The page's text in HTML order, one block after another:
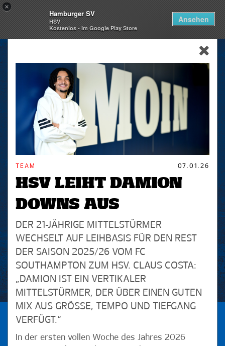
×
Hamburger SV
HSV
Kostenlos - Im Google Play Store
Ansehen
skip_navigation
TEAM 07.01.26
HSV LEIHT DAMION
DOWNS AUS
DER 21-JÄHRIGE MITTELSTÜRMER
WECHSELT AUF LEIHBASIS FÜR DEN REST
DER SAISON 2025/26 VOM FC
SOUTHAMPTON ZUM HSV. CLAUS COSTA:
„DAMION IST EIN VERTIKALER
MITTELSTÜRMER, DER ÜBER EINEN GUTEN
MIX AUS GRÖSSE, TEMPO UND TIEFGANG V
ERFÜGT.“
In der ersten vollen Woche des Jahres 2026